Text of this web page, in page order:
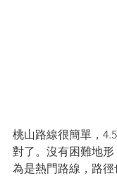
桃山路線很簡單，
對了。沒有困難地
為是熱門路線，路徑